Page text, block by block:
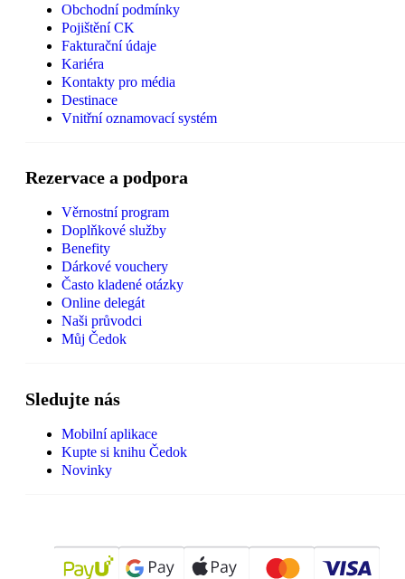
Obchodní podmínky
Pojištění CK
Fakturační údaje
Kariéra
Kontakty pro média
Destinace
Vnitřní oznamovací systém
Rezervace a podpora
Věrnostní program
Doplňkové služby
Benefity
Dárkové vouchery
Často kladené otázky
Online delegát
Naši průvodci
Můj Čedok
Sledujte nás
Mobilní aplikace
Kupte si knihu Čedok
Novinky